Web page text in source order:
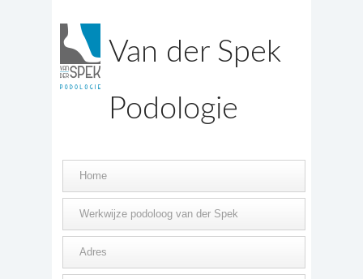
Van der Spek
Podologie
Home
Werkwijze podoloog van der Spek
Adres